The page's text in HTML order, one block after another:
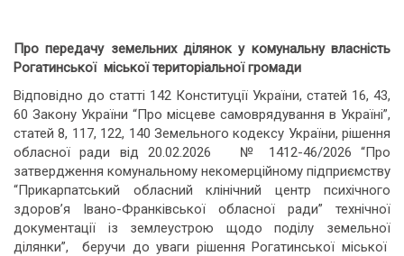
Про передачу земельних ділянок у комунальну власність
Рогатинської міської територіальної громади
Відповідно до статті 142 Конституції України, статей 16, 43,
60 Закону України “Про місцеве самоврядування в Україні”,
статей 8, 117, 122, 140 Земельного кодексу України, рішення
обласної ради від 20.02.2026 № 1412-46/2026 “Про
затвердження комунальному некомерційному підприємству
“Прикарпатський обласний клінічний центр психічного
здоров’я Івано-Франківської обласної ради” технічної
документації із землеустрою щодо поділу земельної
ділянки”, беручи до уваги рішення Рогатинської міської